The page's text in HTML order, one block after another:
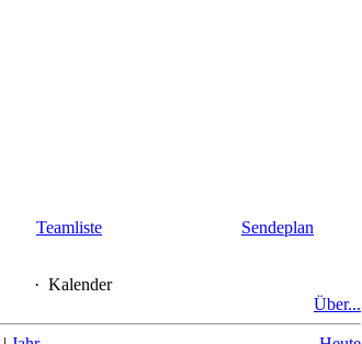
Teamliste Sendeplan
· Kalender
Über...